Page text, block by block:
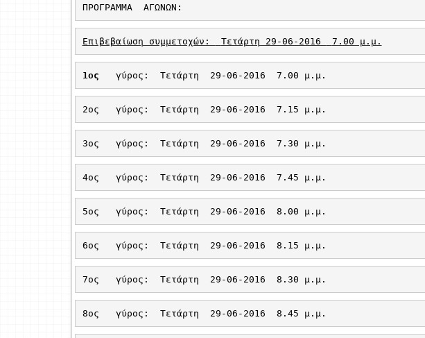
ΠΡΟΓΡΑΜΜΑ ΑΓΩΝΩΝ:
Επιβεβαίωση συμμετοχών: Τετάρτη 29-06-2016 7.00 μ.μ.
1ος γύρος: Τετάρτη 29-06-2016 7.00 μ.μ.
2ος γύρος: Τετάρτη 29-06-2016 7.15 μ.μ.
3ος γύρος: Τετάρτη 29-06-2016 7.30 μ.μ.
4ος γύρος: Τετάρτη 29-06-2016 7.45 μ.μ.
5ος γύρος: Τετάρτη 29-06-2016 8.00 μ.μ.
6ος γύρος: Τετάρτη 29-06-2016 8.15 μ.μ.
7ος γύρος: Τετάρτη 29-06-2016 8.30 μ.μ.
8ος γύρος: Τετάρτη 29-06-2016 8.45 μ.μ.